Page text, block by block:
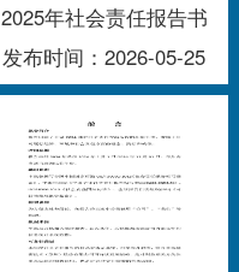
2025年社会责任报告书
发布时间：2026-05-25